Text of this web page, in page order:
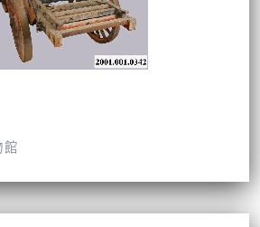
館